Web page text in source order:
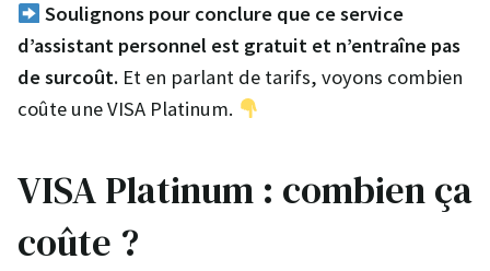
Soulignons pour conclure que ce service
d’assistant personnel est gratuit et n’entraîne pas
de surcoût. Et en parlant de tarifs, voyons combien
coûte une VISA Platinum.
VISA Platinum : combien ça
coûte ?